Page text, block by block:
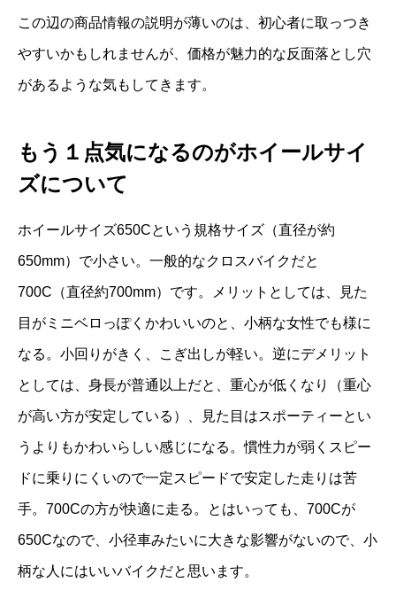
この辺の商品情報の説明が薄いのは、初心者に取っつき
やすいかもしれませんが、価格が魅力的な反面落とし穴
があるような気もしてきます。
もう１点気になるのがホイールサイ
ズについて
ホイールサイズ650Cという規格サイズ（直径が約
650mm）で小さい。一般的なクロスバイクだと
700C（直径約700mm）です。メリットとしては、見た
目がミニベロっぽくかわいいのと、小柄な女性でも様に
なる。小回りがきく、こぎ出しが軽い。逆にデメリット
としては、身長が普通以上だと、重心が低くなり（重心
が高い方が安定している）、見た目はスポーティーとい
うよりもかわいらしい感じになる。慣性力が弱くスピー
ドに乗りにくいので一定スピードで安定した走りは苦
手。700Cの方が快適に走る。とはいっても、700Cが
650Cなので、小径車みたいに大きな影響がないので、小
柄な人にはいいバイクだと思います。